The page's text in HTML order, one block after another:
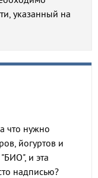
указанный на
что нужно
йогуртов и
и эта
надписью?